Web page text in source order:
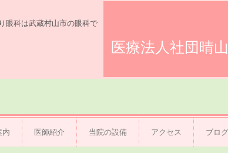
医療法人社団晴
眼科は武蔵村山市の眼科で
内 医師紹介 当院の設備 アクセス ブログ